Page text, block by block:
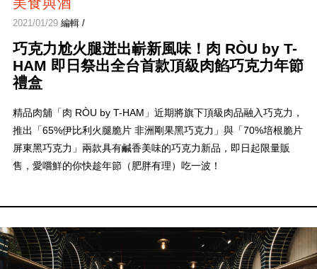
2021/01/29編輯 /
巧克力尬火腿迸出嶄新風味！肉 RÒU by T-
HAM 即日祭出全台首款頂級肉餡巧克力年節
禮盒
精品肉舖「肉 RÒU by T-HAM」近期將旗下頂級肉品融入巧克力，
推出「65%伊比利火腿脆片 非洲剛果黑巧克力」與「70%培根脆片
屏東黑巧克力」兩款具有鹹香美味的巧克力新品，即日起限量販
售，愛嚐鮮的你快趁年節（肥胖有理）吃一波！